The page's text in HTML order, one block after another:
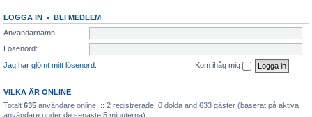
LOGGA IN • BLI MEDLEM
Användarnamn:
Lösenord:
Jag har glömt mitt lösenord.
Kom ihåg mig
VILKA ÄR ONLINE
Totalt 635 användare online: :: 2 registrerade, 0 dolda and 633 gäster (baserat på aktiva
användare under de senaste 5 minuterna)